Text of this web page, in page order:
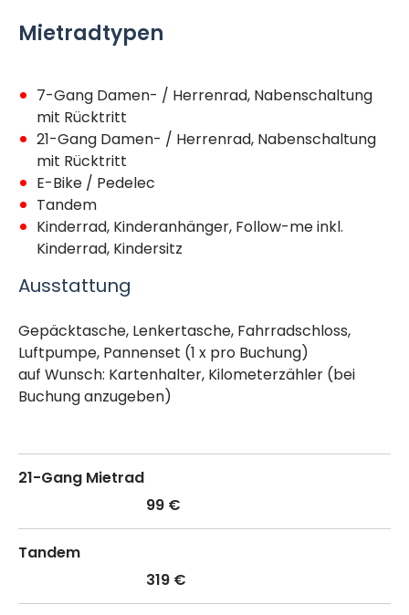
Mietradtypen
7-Gang Damen- / Herrenrad, Nabenschaltung
mit Rücktritt
21-Gang Damen- / Herrenrad, Nabenschaltung
mit Rücktritt
E-Bike / Pedelec
Tandem
Kinderrad, Kinderanhänger, Follow-me inkl.
Kinderrad, Kindersitz
Ausstattung
Gepäcktasche, Lenkertasche, Fahrradschloss,
Luftpumpe, Pannenset (1 x pro Buchung)
auf Wunsch: Kartenhalter, Kilometerzähler (bei
Buchung anzugeben)
21-Gang Mietrad
99 €
Tandem
319 €